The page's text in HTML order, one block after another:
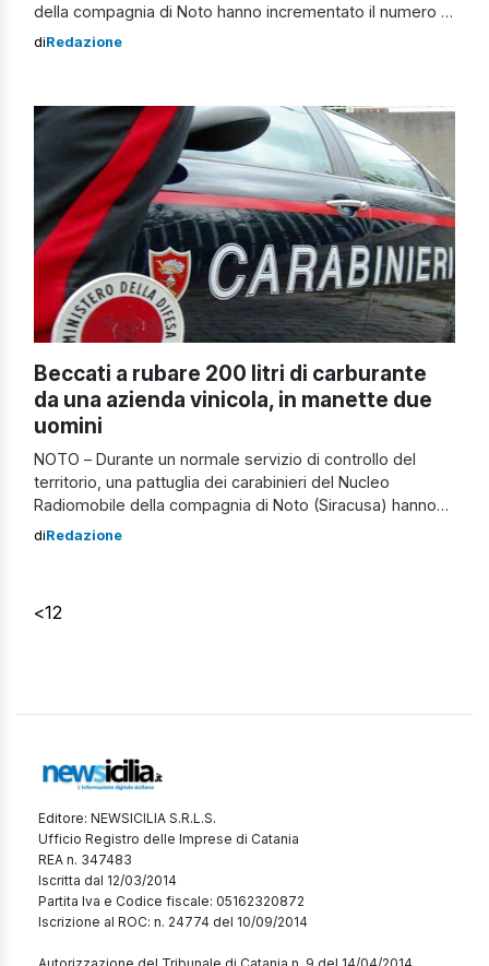
della compagnia di Noto hanno incrementato il numero di
servizi esterni finalizzati al controllo della circolazione
orario notturno, i carabinieri, utilizzando l’etilometro in […]
diRedazione
Beccati a rubare 200 litri di carburante
da una azienda vinicola, in manette due
uomini
NOTO – Durante un normale servizio di controllo del
territorio, una pattuglia dei carabinieri del Nucleo
Radiomobile della compagnia di Noto (Siracusa) hanno
notato che il cancello di una azienda vinicola era
diRedazione
<12
Editore: NEWSICILIA S.R.L.S.
Ufficio Registro delle Imprese di Catania
REA n. 347483
Iscritta dal 12/03/2014
Partita Iva e Codice fiscale: 05162320872
Iscrizione al ROC: n. 24774 del 10/09/2014